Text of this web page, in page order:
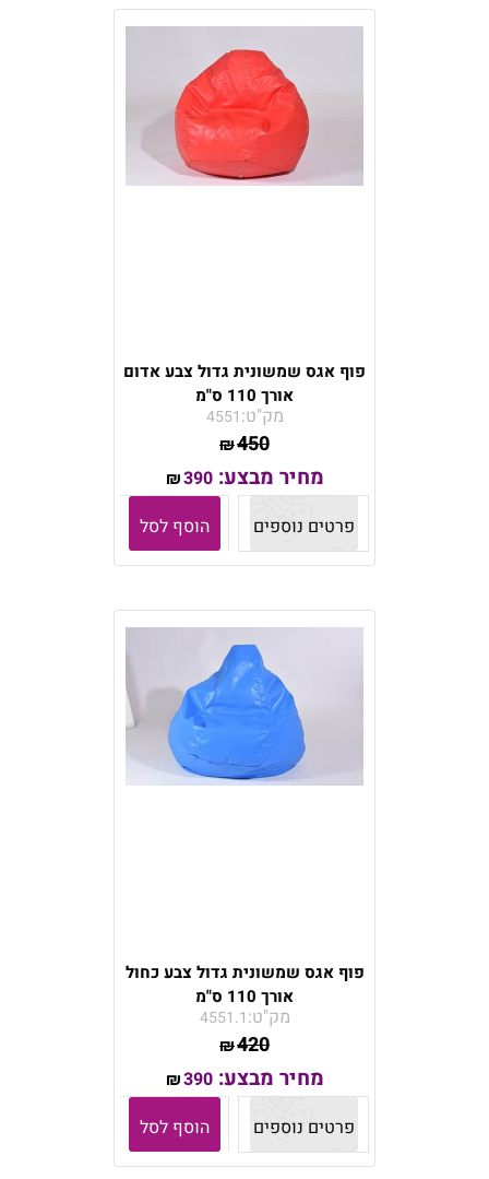
פוף אגס שמשונית גדול צבע אדום
אורך 110 ס"מ
מק"ט:4551
₪450
מחיר מבצע: ₪390
פרטים נוספים
הוסף לסל
פוף אגס שמשונית גדול צבע כחול
אורך 110 ס"מ
מק"ט:4551.1
₪420
מחיר מבצע: ₪390
פרטים נוספים
הוסף לסל